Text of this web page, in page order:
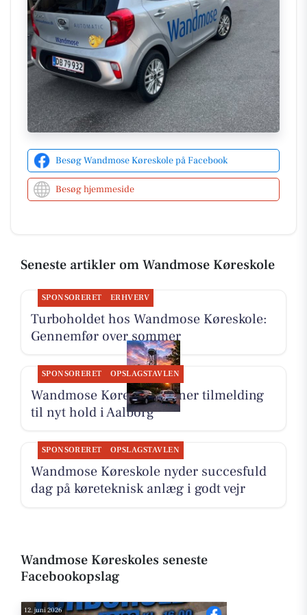
gå på kompromis med tryghed eller kvalitet.
Turboholdet henvender sig til elever, der ønsker at
tage et stort skridt mod kørekortet i sommerferien.
Undervisningslokalet er lettilgængeligt, med et
busstoppested lige udenfor, hvilket gør det bekvemt
for alle. Prisen for turboholdet er 13.295 kroner. Den
fleksible undervisning inkluderer muligheden for at
mulighed der sikrer, at eleverne får den bedst
mulige start.
For mere information, kan interesserede kontakte
Besøg Wandmose Køreskole på Facebook
Besøg hjemmeside
Seneste artikler om Wandmose Køreskole
SPONSORERET ERHVERV
Turboholdet hos Wandmose Køreskole:
Gennemfør over sommer
SPONSORERET OPSLAGSTAVLEN
Wandmose Køreskole åbner tilmelding
til nyt hold i Aalborg
SPONSORERET OPSLAGSTAVLEN
Wandmose Køreskole nyder succesfuld
dag på køreteknisk anlæg i godt vejr
Wandmose Køreskoles seneste
Facebookopslag
12. juni 2026